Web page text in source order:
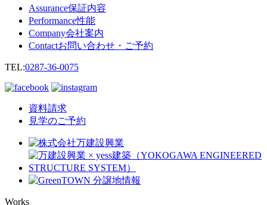
Assurance保証内容
Performance性能
Company会社案内
Contactお問い合わせ・ご予約
TEL:0287-36-0075
資料請求
見学のご予約
Works